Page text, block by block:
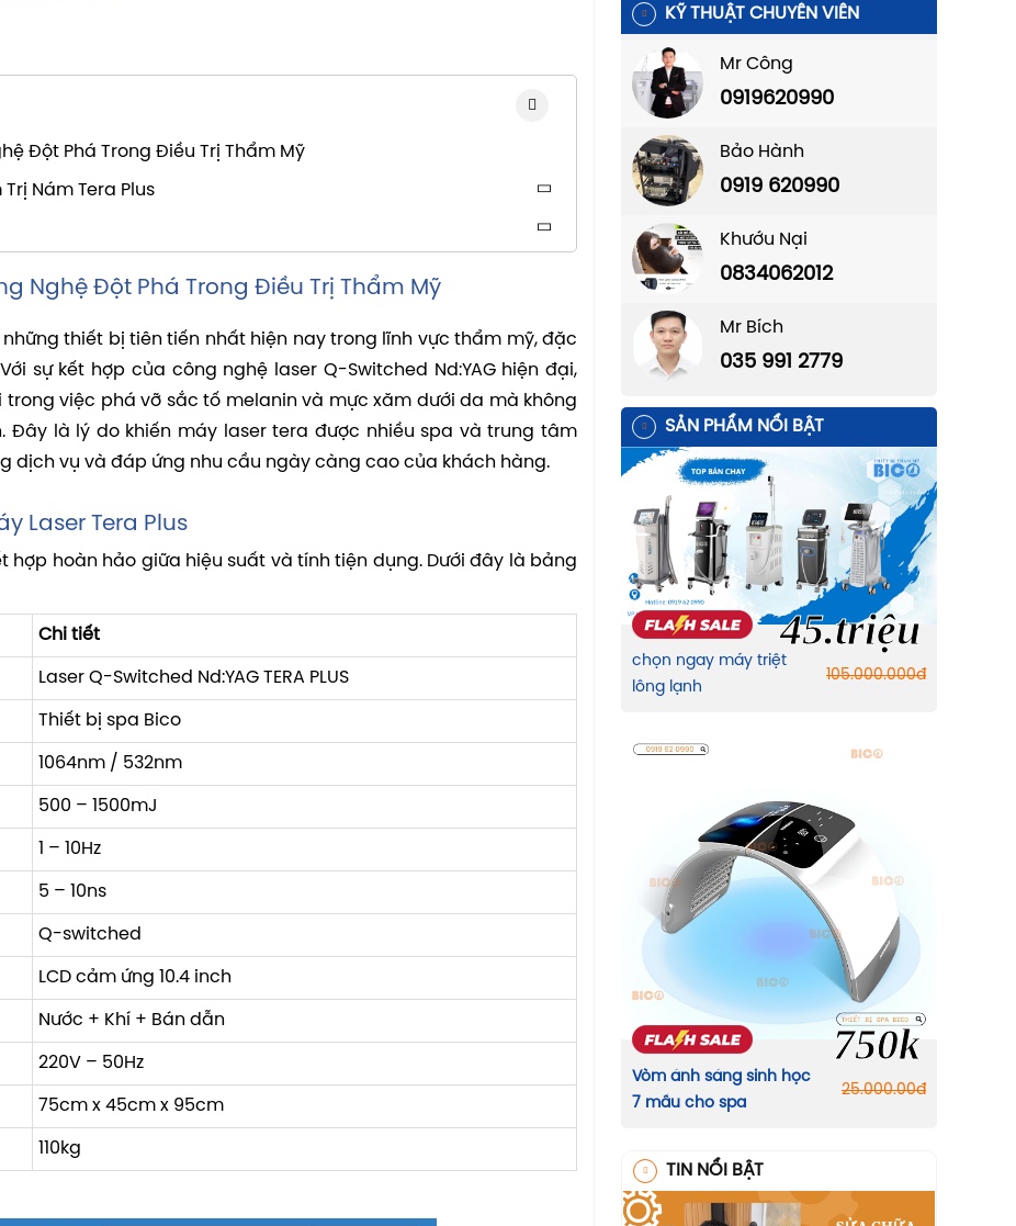
Đột Phá Trong Điều Trị Thẩm Mỹ
Nám Tera Plus
Nghệ Đột Phá Trong Điều Trị Thẩm Mỹ
thiết bị tiên tiến nhất hiện nay trong lĩnh vực thẩm mỹ, đặc
sự kết hợp của công nghệ laser Q-Switched Nd:YAG hiện đại,
việc phá vỡ sắc tố melanin và mực xăm dưới da mà không
Đây là lý do khiến máy laser tera được nhiều spa và trung tâm
dịch vụ và đáp ứng nhu cầu ngày càng cao của khách hàng.
Laser Tera Plus
hợp hoàn hảo giữa hiệu suất và tính tiện dụng. Dưới đây là bảng
Chi tiết
Laser Q-Switched Nd:YAG TERA PLUS
Thiết bị spa Bico
1064nm / 532nm
500 – 1500mJ
1 – 10Hz
5 – 10ns
Q-switched
LCD cảm ứng 10.4 inch
Nước + Khí + Bán dẫn
220V – 50Hz
75cm x 45cm x 95cm
110kg
KỸ THUẬT CHUYÊN VIÊN
Mr Công
0919620990
Bảo Hành
0919 620990
Khướu Nại
0834062012
Mr Bích
035 991 2779
SẢN PHẨM NỔI BẬT
45.triệu
chọn ngay máy triệt
lông lạnh
105.000.000đ
750k
Vòm ánh sáng sinh học
7 mầu cho spa
25.000.00đ
TIN NỔI BẬT